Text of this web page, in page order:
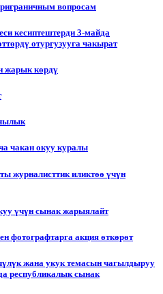
вопросам
кесиптештерди 3-майда
отургузууга чакырат
жарык көрдү
чакан окуу куралы
журналисттик иликтөө үчүн
үчүн сынак жарыялайт
фотографтарга акция өткөрөт
жана укук темасын чагылдыруу
республикалык сынак